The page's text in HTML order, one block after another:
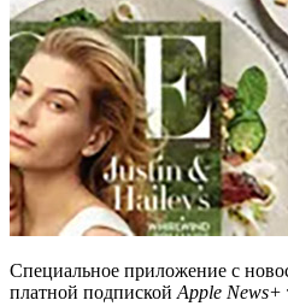
Специальное приложение с
платной подпиской Apple News+